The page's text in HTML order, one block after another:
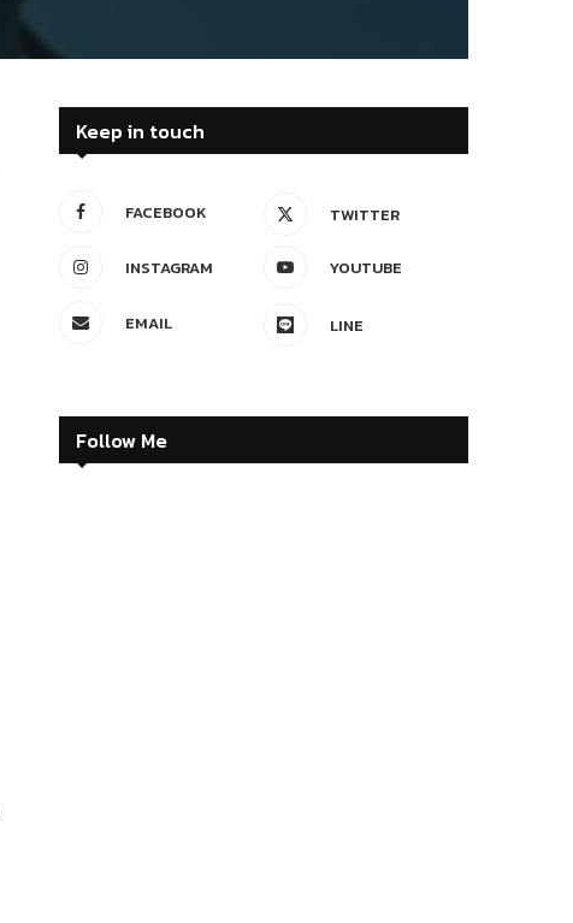
Keep in touch
FACEBOOK TWITTER
INSTAGRAM YOUTUBE
EMAIL LINE
Follow Me